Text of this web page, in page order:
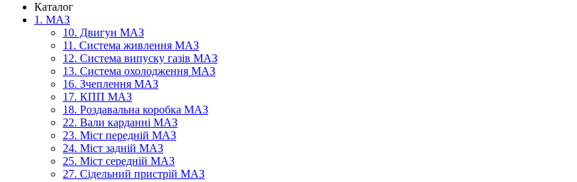
Каталог
1. МАЗ
10. Двигун МАЗ
11. Система живлення МАЗ
12. Система випуску газів МАЗ
13. Система охолодження МАЗ
16. Зчеплення МАЗ
17. КПП МАЗ
18. Роздавальна коробка МАЗ
22. Вали карданні МАЗ
23. Міст передній МАЗ
24. Міст задній МАЗ
25. Міст середній МАЗ
27. Сідельний пристрій МАЗ